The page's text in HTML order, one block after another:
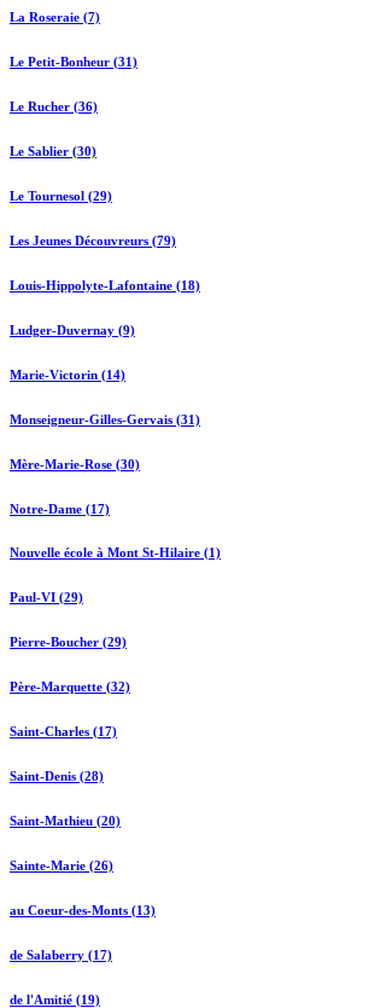
La Roseraie (7)
Le Petit-Bonheur (31)
Le Rucher (36)
Le Sablier (30)
Le Tournesol (29)
Les Jeunes Découvreurs (79)
Louis-Hippolyte-Lafontaine (18)
Ludger-Duvernay (9)
Marie-Victorin (14)
Monseigneur-Gilles-Gervais (31)
Mère-Marie-Rose (30)
Notre-Dame (17)
Nouvelle école à Mont St-Hilaire (1)
Paul-VI (29)
Pierre-Boucher (29)
Père-Marquette (32)
Saint-Charles (17)
Saint-Denis (28)
Saint-Mathieu (20)
Sainte-Marie (26)
au Coeur-des-Monts (13)
de Salaberry (17)
de l'Amitié (19)